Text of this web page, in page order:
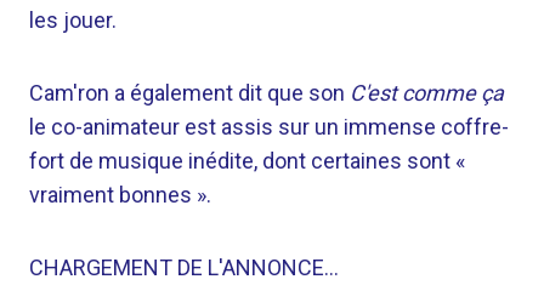
les jouer.
Cam'ron a également dit que son C'est comme ça
le co-animateur est assis sur un immense coffre-
fort de musique inédite, dont certaines sont «
vraiment bonnes ».
CHARGEMENT DE L'ANNONCE…